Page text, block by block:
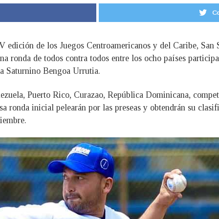
edición de los Juegos Centroamericanos y del Caribe,
ronda de todos contra todos entre los ocho países
Saturnino Bengoa Urrutia.
Puerto Rico, Curazao, República Dominicana,
ronda inicial pelearán por las preseas y obtendrán su